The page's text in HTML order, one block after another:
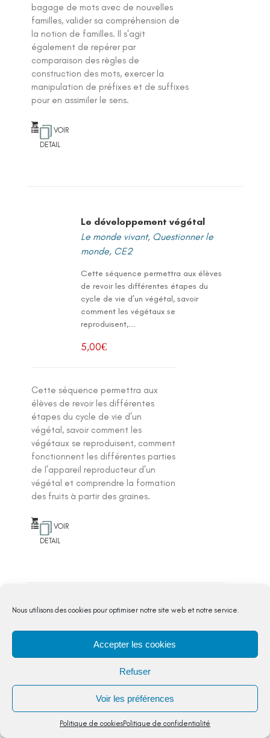
Nous utilisons des cookies pour optimiser notre site web et notre service.
Accepter les cookies
Refuser
Voir les préférences
Politique de cookiesPolitique de confidentialité
bagage de mots avec de nouvelles
familles, valider sa compréhension de
la notion de familles. Il s'agit
également de repérer par
comparaison des règles de
construction des mots, exercer la
manipulation de préfixes et de suffixes
pour en assimiler le sens.
VOIR
DETAIL
Le développement végétal
Le monde vivant, Questionner le
monde, CE2
Cette séquence permettra aux élèves
de revoir les différentes étapes du
cycle de vie d’un végétal, savoir
comment les végétaux se
reproduisent,...
5,00€
Cette séquence permettra aux
élèves de revoir les différentes
étapes du cycle de vie d’un
végétal, savoir comment les
végétaux se reproduisent, comment
fonctionnent les différentes parties
de l’appareil reproducteur d’un
végétal et comprendre la formation
des fruits à partir des graines.
VOIR
DETAIL
Le corps humain os et
Le monde vivant,Questionner le
monde,CE2
quelques noms d’os importants et les
fonctionnement d’une articulation....